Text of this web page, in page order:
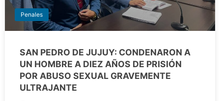
Penales
SAN PEDRO DE JUJUY: CONDENARON A
UN HOMBRE A DIEZ AÑOS DE PRISIÓN
POR ABUSO SEXUAL GRAVEMENTE
ULTRAJANTE